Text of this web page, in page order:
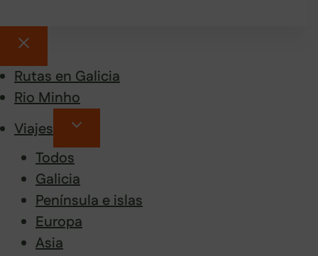
Rutas en Galicia
Rio Minho
Viajes
Todos
Galicia
Península e islas
Europa
Asia